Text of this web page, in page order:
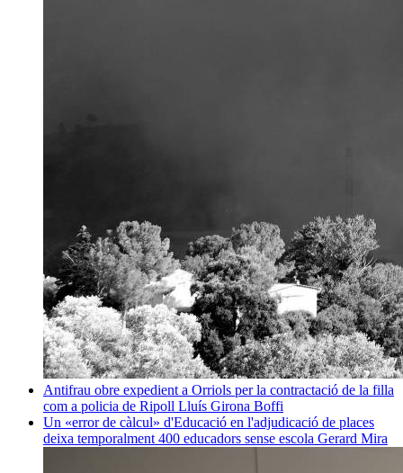
Antifrau obre expedient a Orriols per la contractació de la filla
com a policia de Ripoll Lluís Girona Boffi
Un «error de càlcul» d'Educació en l'adjudicació de places
deixa temporalment 400 educadors sense escola Gerard Mira